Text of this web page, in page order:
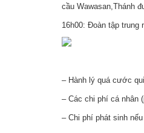
cầu Wawasan,Thánh
16h00: Đoàn tập trung
– Hành lý quá cước
– Các chi phí cá nhân
– Chi phí phát sinh